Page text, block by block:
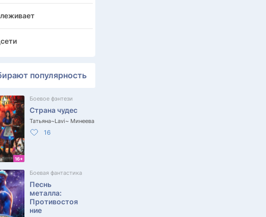
популярность
16+
Боевое фэнтези
Страна чудес
Татьяна~Lavi~ Минеева
16
Боевая фантастика
Песнь
металла:
Противостоя
ние